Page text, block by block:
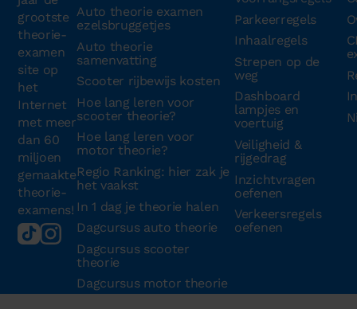
grootste
theorie-
examen
site op
het
Internet
met meer
dan 60
miljoen
gemaakte
theorie-
examens!
Auto theorie examen
ezelsbruggetjes
Auto theorie
samenvatting
Scooter rijbewijs kosten
Hoe lang leren voor
scooter theorie?
Hoe lang leren voor
motor theorie?
Regio Ranking: hier zak je
het vaakst
In 1 dag je theorie halen
Dagcursus auto theorie
Dagcursus scooter
theorie
Dagcursus motor theorie
Parkeerregels
Inhaalregels
Strepen op de
weg
Dashboard
lampjes en
voertuig
Veiligheid &
rijgedrag
Inzichtvragen
oefenen
Verkeersregels
oefenen